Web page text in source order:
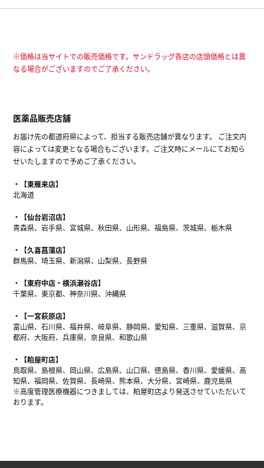
※価格は当サイトでの販売価格です。サンドラッグ各店の店頭価格とは異
なる場合がございますのでご了承ください。
医薬品販売店舗
お届け先の都道府県によって、担当する販売店舗が異なります。 ご注文内
容によっては変更となる場合もございます。ご注文時にメールにてお知ら
せいたしますので予めご了承ください。
【東雁来店】
北海道
【仙台岩沼店】
青森県、岩手県、宮城県、秋田県、山形県、福島県、茨城県、栃木県
【久喜菖蒲店】
群馬県、埼玉県、新潟県、山梨県、長野県
【東府中店・横浜瀬谷店】
千葉県、東京都、神奈川県、沖縄県
【一宮萩原店】
富山県、石川県、福井県、岐阜県、静岡県、愛知県、三重県、滋賀県、京
都府、大阪府、兵庫県、奈良県、和歌山県
【粕屋町店】
鳥取県、島根県、岡山県、広島県、山口県、徳島県、香川県、愛媛県、高
知県、福岡県、佐賀県、長崎県、熊本県、大分県、宮崎県、鹿児島県
※高度管理医療機器につきましては、粕屋町店より発送させていただいて
おります。